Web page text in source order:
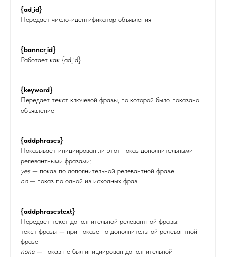
{ad_id}
Передает число-идентификатор объявления
{banner_id}
Работает как {ad_id}
{keyword}
Передает текст ключевой фразы, по которой было показано
объявление
{addphrases}
Показывает инициирован ли этот показ дополнительными
релевантными фразами:
yes — показ по дополнительной релевантной фразе
no— показ по одной из исходных фраз
{addphrasestext}
Передает текст дополнительной релевантной фразы:
текст фразы — при показе по дополнительной релевантной
фразе
none— показ не был инициирован дополнительной